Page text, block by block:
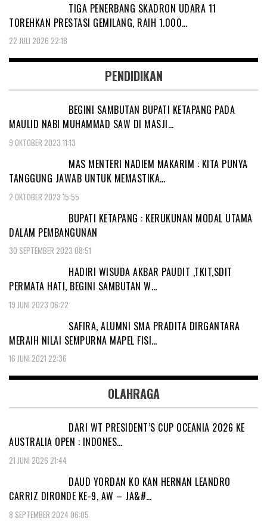
TIGA PENERBANG SKADRON UDARA 11
TOREHKAN PRESTASI GEMILANG, RAIH 1.000…
22 JULI 2026 22:18
PENDIDIKAN
BEGINI SAMBUTAN BUPATI KETAPANG PADA
MAULID NABI MUHAMMAD SAW DI MASJI…
9 OKTOBER 2023 11:13
MAS MENTERI NADIEM MAKARIM : KITA PUNYA
TANGGUNG JAWAB UNTUK MEMASTIKA…
2 OKTOBER 2023 15:55
BUPATI KETAPANG : KERUKUNAN MODAL UTAMA
DALAM PEMBANGUNAN
30 SEPTEMBER 2023 08:51
HADIRI WISUDA AKBAR PAUDIT ,TKIT,SDIT
PERMATA HATI, BEGINI SAMBUTAN W…
19 JUNI 2023 06:22
SAFIRA, ALUMNI SMA PRADITA DIRGANTARA
MERAIH NILAI SEMPURNA MAPEL FISI…
16 JUNI 2021 22:36
OLAHRAGA
DARI WT PRESIDENT’S CUP OCEANIA 2026 KE
AUSTRALIA OPEN : INDONES…
21 JUNI 2026 21:44
DAUD YORDAN KO KAN HERNAN LEANDRO
CARRIZ DIRONDE KE-9, AW – JA&#…
8 SEPTEMBER 2024 06:05